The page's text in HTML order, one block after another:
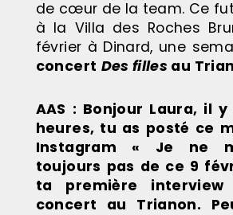
de cœur de la team. Ce
à la Villa des Roches
février à Dinard, une
concert Des filles au
AAS : Bonjour Laura, il
heures, tu as posté ce
Instagram « Je ne
toujours pas de ce 9
ta première interview
concert au Trianon.